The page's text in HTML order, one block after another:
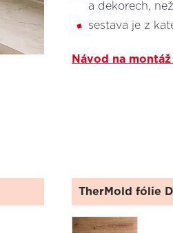
a dekorech,
sestava je z
Návod na
TherMold fólie